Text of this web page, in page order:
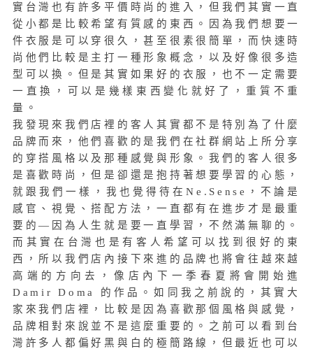
實台灣也有許多平價時尚的進入，但我們其實一直
從小都是比較希望有質感的東西。因為我們想要一
件衣服是可以穿很久，甚至很素很簡單，而快速時
尚他們比較是主打一種形象概念，以及好像很多造
型可以換。但是其實如果好的衣服，也不一定需要
一直換，可以是幾樣東西變化就好了，重質不重
量。
我發現來我們店裡的客人其實都不是特別為了什麼
品牌而來，他們喜歡的是我們在社群網站上所分享
的穿搭風格以及那種感覺與形象。我們的客人很多
是喜歡時尚，但是卻還是抱持著想要學習的心態，
就跟我們一樣，我也覺得待在Ne.Sense，不論是
感官、視覺、搭配方法，一直都有在進步才是最重
要的—因為人生就是要一直學習，不然滿無聊的。
而其實在台灣也是有客人希望可以找到很好的東
西，所以我們店內接下來進的品牌也將會往越來越
高端的方向去，像店內下一季春夏將會開始進
Damir Doma 的作品。如同我之前說的，其實大
家來我們店裡，比較是因為喜歡那個風格與感覺，
品牌相對來說並不是這麼重要的。之前可以看到台
灣許多人都偏好黑與白的極簡路線，但最近也可以